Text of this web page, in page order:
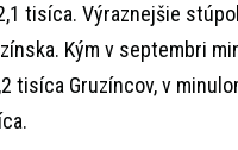
tisíca. Výraznejšie
Kým v septembri
tisíca Gruzíncov, v